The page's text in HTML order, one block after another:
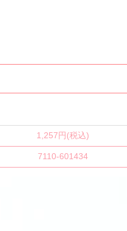
1,257円(税込)
7110-601434